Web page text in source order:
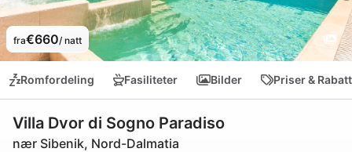
fra€660/ natt
Romfordeling Fasiliteter Bilder Priser &
Villa Dvor di Sogno Paradiso
nær Sibenik, Nord-Dalmatia